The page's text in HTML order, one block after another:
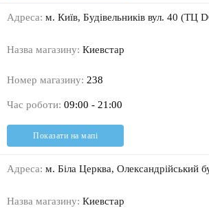
Адреса: м. Київ, Будівельників вул. 40 (ТЦ
Назва магазину: Киевстар
Номер магазину: 238
Час роботи: 09:00 - 21:00
Показати на мапі
Адреса: м. Біла Церква, Олександрійський
Назва магазину: Киевстар